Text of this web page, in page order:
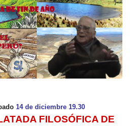
14 de diciembre 19.30
FILOSÓFICA DE